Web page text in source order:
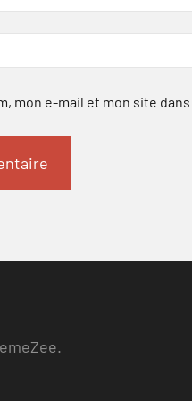
mon e-mail et mon site